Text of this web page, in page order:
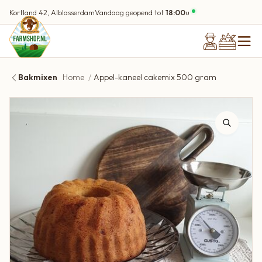
Kortland 42, AlblasserdamVandaag geopend tot18:00u
Bakmixen Home Appel-kaneel cakemix 500 gram